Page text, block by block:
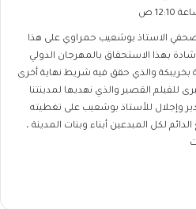
الاستاذ بوشعيب حمراوي على هذا
بهذا الاستحقاق بالمهرجان الدولي
بخريبكة والذي حقق فيه شريط نهاية أخرى
للفيلم القصير والذي نهديها لمدينتنا
وإجلال للأستاذ بوشعيب على تغطيته
لكل المبدعين أبناء وبنات المدينة ،